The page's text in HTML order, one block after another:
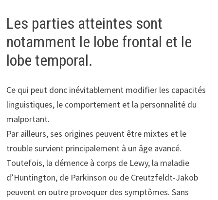
Les parties atteintes sont
notamment le lobe frontal et le
lobe temporal.
Ce qui peut donc inévitablement modifier les capacités
linguistiques, le comportement et la personnalité du
malportant.
Par ailleurs, ses origines peuvent être mixtes et le
trouble survient principalement à un âge avancé.
Toutefois, la démence à corps de Lewy, la maladie
d’Huntington, de Parkinson ou de Creutzfeldt-Jakob
peuvent en outre provoquer des symptômes. Sans